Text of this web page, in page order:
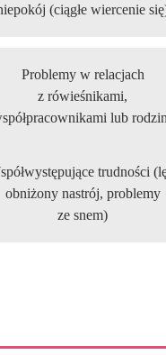
(ciągłe wiercenie
Problemy w relacjach
z rówieśnikami,
lub
trudności
obniżony nastrój, problemy
ze snem)